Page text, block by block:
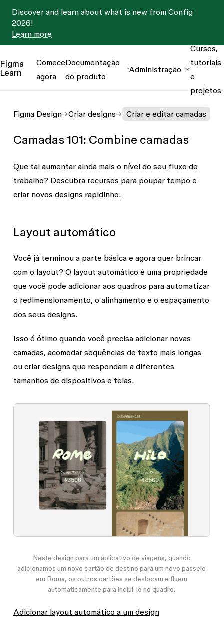
Discover and learn about what is new from Config
2026!
Learn more
Figma
Learn
Comece
agora
Documentação
do produto
Administração
Cursos,
tutoriais
e
projetos
Figma Design Criar designs Criar e editar camadas
Camadas 101: Combine camadas
Que tal aumentar ainda mais o nível do seu fluxo de
trabalho? Descubra recursos para poupar tempo e
criar novos designs rapidinho.
Layout automático
Você já terminou a parte básica e agora quer brincar
com o layout? O layout automático é uma propriedade
que você pode adicionar aos quadros para automatizar
o redimensionamento, o alinhamento e o espaçamento
dos seus designs.
Isso é ótimo quando você precisa adicionar novas
camadas, acomodar sequências de texto mais longas
ou criar designs que respondam a diferentes
tamanhos de dispositivos e telas.
Neste design para um aplicativo de viagens, quando
adicionamos um novo cartão de destino para um novo passeio
em Roma, os outros cartões se deslocam e fluem
automaticamente para incluí-lo no quadro.
Adicionar layout automático a um design